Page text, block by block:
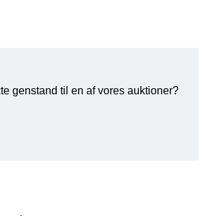
genstand til en af vores auktioner?